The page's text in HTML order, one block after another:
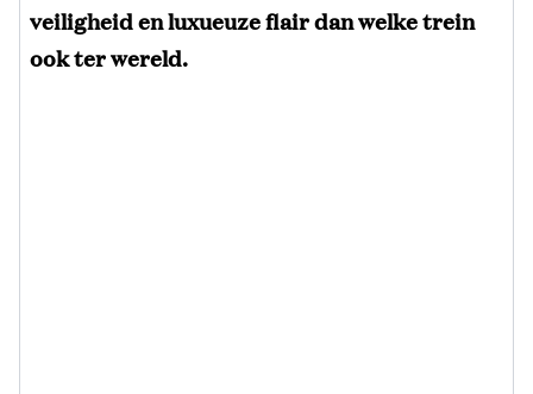
veiligheid en luxueuze flair dan welke trein
ook ter wereld.